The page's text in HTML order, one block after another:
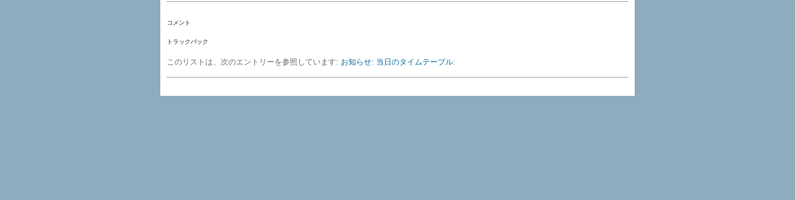
コメント
トラックバック
このリストは、次のエントリーを参照しています: お知らせ: 当日のタイムテーブル: